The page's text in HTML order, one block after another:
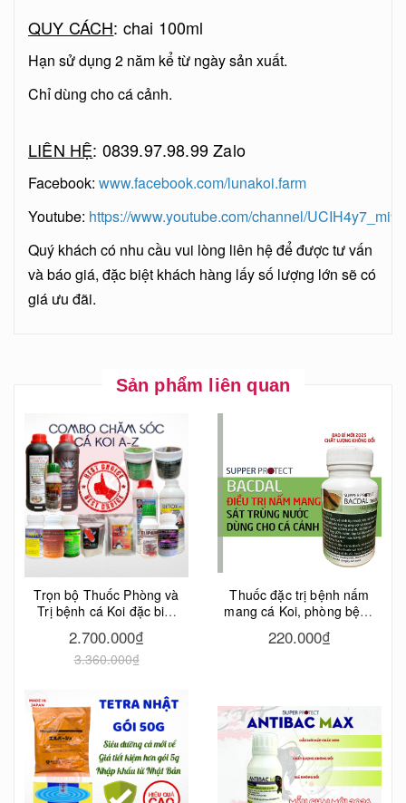
QUY CÁCH: chai 100ml
Hạn sử dụng 2 năm kể từ ngày sản xuất.
Chỉ dùng cho cá cảnh.
LIÊN HỆ: 0839.97.98.99 Zalo
Facebook: www.facebook.com/lunakoi.farm
Youtube: https://www.youtube.com/channel/
Quý khách có nhu cầu vui lòng liên hệ để được tư vấn
và báo giá, đặc biệt khách hàng lấy số lượng lớn sẽ có
giá ưu đãi.
Sản phẩm liên quan
Trọn bộ Thuốc Phòng và
Trị bệnh cá Koi đặc biệt
diện sức khỏe cho Koi
2.700.000₫
3.360.000₫
Thuốc đặc trị bệnh nấm
mang cá Koi, phòng bệnh
quả cao
220.000₫